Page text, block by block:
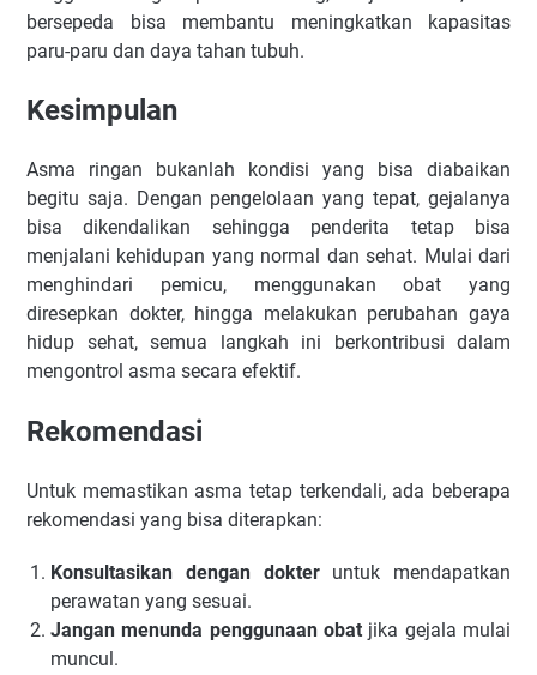
bersepeda bisa membantu meningkatkan kapasitas
paru-paru dan daya tahan tubuh.
Kesimpulan
Asma ringan bukanlah kondisi yang bisa diabaikan
begitu saja. Dengan pengelolaan yang tepat, gejalanya
bisa dikendalikan sehingga penderita tetap bisa
menjalani kehidupan yang normal dan sehat. Mulai dari
menghindari pemicu, menggunakan obat yang
diresepkan dokter, hingga melakukan perubahan gaya
hidup sehat, semua langkah ini berkontribusi dalam
mengontrol asma secara efektif.
Rekomendasi
Untuk memastikan asma tetap terkendali, ada beberapa
rekomendasi yang bisa diterapkan:
Konsultasikan dengan dokteruntuk mendapatkan
perawatan yang sesuai.
Jangan menunda penggunaan obat jika gejala mulai
muncul.